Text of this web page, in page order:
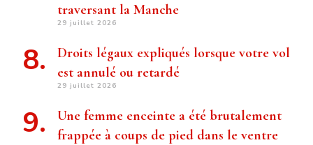
traversant la Manche
29 juillet 2026
Droits légaux expliqués lorsque votre vol
est annulé ou retardé
29 juillet 2026
Une femme enceinte a été brutalement
frappée à coups de pied dans le ventre